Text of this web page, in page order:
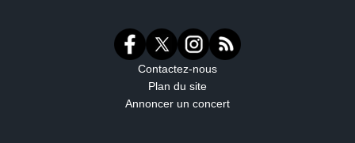
Contactez-nous
Plan du site
Annoncer un concert